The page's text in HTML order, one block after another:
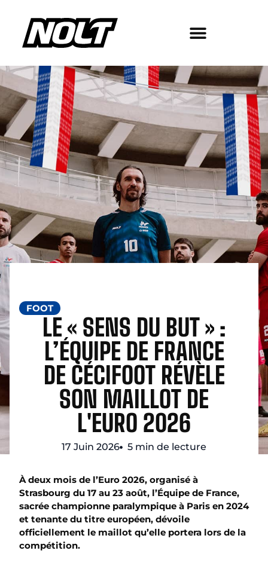
FOOT
LE « SENS DU BUT » :
L’ÉQUIPE DE FRANCE
DE CÉCIFOOT RÉVÈLE
SON MAILLOT DE
L'EURO 2026
17 Juin 2026 5 min de lecture
À deux mois de l’Euro 2026, organisé à
Strasbourg du 17 au 23 août, l’Équipe de France,
sacrée championne paralympique à Paris en 2024
et tenante du titre européen, dévoile
officiellement le maillot qu’elle portera lors de la
compétition.